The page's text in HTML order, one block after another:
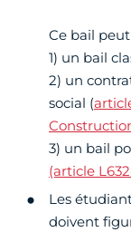
Ce bail
1) un bail
2) un
social (
3) un bail
(article
Les
doivent